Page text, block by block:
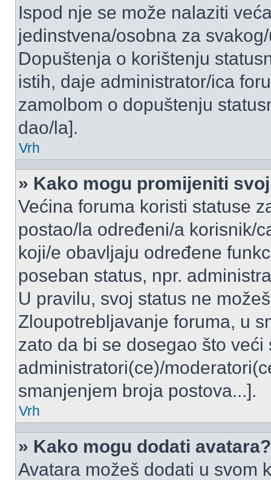
Ispod nje se može nalaziti
jedinstvena/osobna za
Dopuštenja o korištenju
istih, daje administrator/ica
zamolbom o dopuštenju
dao/la].
Vrh
» Kako mogu promijeniti
Većina foruma koristi statuse
postao/la određeni/a korisnik/
koji/e obavljaju određene
poseban status, npr.
U pravilu, svoj status ne
Zloupotrebljavanje foruma, u
zato da bi se dosegao što
administratori(ce)/
smanjenjem broja postova...].
Vrh
» Kako mogu dodati avatara?
Avatara možeš dodati u svom